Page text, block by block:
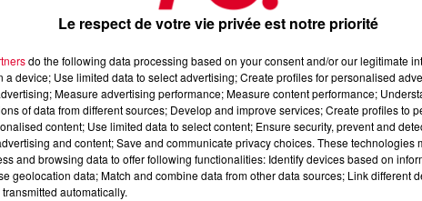
Le respect de votre vie privée est notre priorité
do the following data processing based on your consent and/or our legitimate
a device; Use limited data to select advertising; Create profiles for personalised
Measure advertising performance; Measure content performance;
of data from different sources; Develop and improve services; Create profiles to
content; Use limited data to select content; Ensure security, prevent and
and content; Save and communicate privacy choices. These technologies
and browsing data to offer following functionalities: Identify devices based on
geolocation data; Match and combine data from other data sources; Link different
automatically.